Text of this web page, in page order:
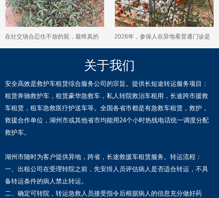
在社交场合忍住不放的屁，最终真的
被肠道壁吸收了吗？
2026年，参保人在异地看普通门诊是
否也能享受到共济保障的便利？
关于我们
安全高效是救护车租赁综合服务公司的宗旨。提供长短途转运服务项目：
租赁奔驰救护车，租赁豪华急救车，私人转院救治车租用，长途跨市援救
车租赁，租车急救医疗护送车等。全国各省市都是有急救车租赁，救护，
救援合作单位，湖州市或其他省市均能用24个小时热线电话统一调度分配
救护车。
湖州市随时为客户提供异地，跨省，长途救援车租赁服务。转运流程：
一、出租公司在受理转院之前，先安排人员评估病人是否适合转运，不具
备转运条件的病人禁止转运。
二、确定可转院，转运急救人员接受指令后根据病人的信息充分做好药